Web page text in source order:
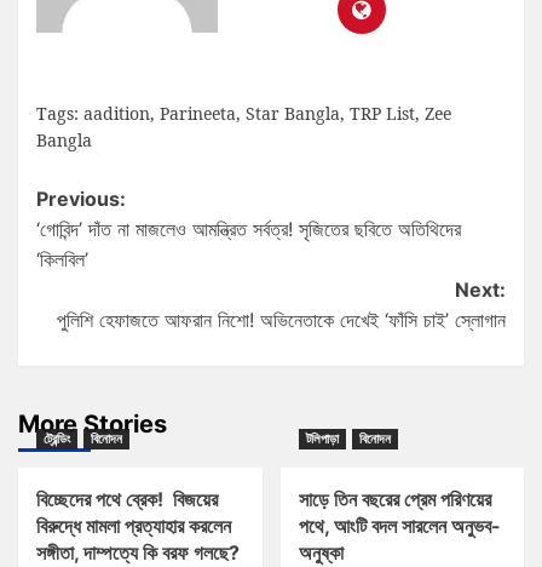
Tags: aadition, Parineeta, Star Bangla, TRP List, Zee
Bangla
Previous:
‘গোবিন্দ’ দাঁত না মাজলেও আমন্ত্রিত সর্বত্র! সৃজিতের ছবিতে অতিথিদের
‘কিলবিল’
Next:
পুলিশি হেফাজতে আফরান নিশো! অভিনেতাকে দেখেই ‘ফাঁসি চাই’ স্লোগান
More Stories
ট্রেন্ডিং বিনোদন
বিচ্ছেদের পথে ব্রেক! বিজয়ের
বিরুদ্ধে মামলা প্রত্যাহার করলেন
সঙ্গীতা, দাম্পত্যে কি বরফ গলছে?
টলিপাড়া বিনোদন
সাড়ে তিন বছরের প্রেম পরিণয়ের
পথে, আংটি বদল সারলেন অনুভব-
অনুষ্কা